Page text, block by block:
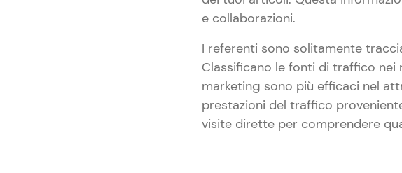
e collaborazioni.
I referenti sono solitamente
Classificano le fonti di traffico
marketing sono più efficaci nel
prestazioni del traffico
visite dirette per comprendere